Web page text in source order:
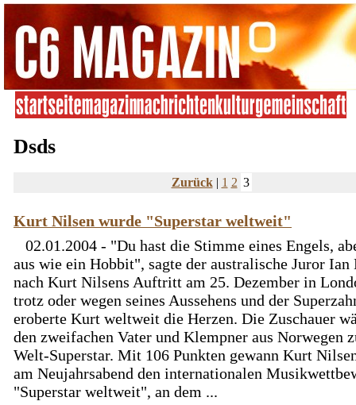
Dsds
Zurück| 1 2 3
Kurt Nilsen wurde "Superstar weltweit"
02.01.2004 - "Du hast die Stimme eines Engels,
aus wie ein Hobbit", sagte der australische Juror Ian
nach Kurt Nilsens Auftritt am 25. Dezember in
trotz oder wegen seines Aussehens und der
eroberte Kurt weltweit die Herzen. Die Zuschauer
den zweifachen Vater und Klempner aus Norwegen
Welt-Superstar. Mit 106 Punkten gewann Kurt
am Neujahrsabend den internationalen
"Superstar weltweit", an dem ...